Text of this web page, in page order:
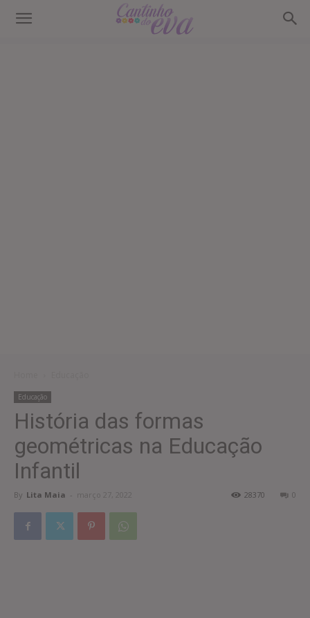
Cantinho
Educação
História das formas
geométricas na Educação
Infantil
By Lita Maia - março 27, 2022 0
28370